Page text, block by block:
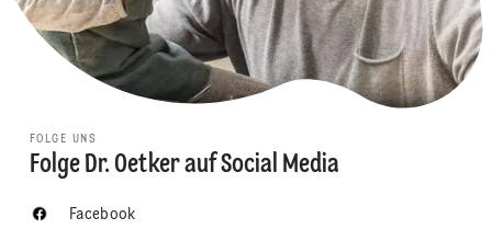
FOLGE UNS
Folge Dr. Oetker auf Social Media
Facebook